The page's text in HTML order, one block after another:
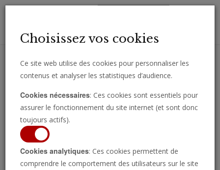
importantes directement par e-mail.
Choisissez vos cookies
Ce site web utilise des cookies pour personnaliser les
contenus et analyser les statistiques d’audience.
Cookies nécessaires: Ces cookies sont essentiels pour
assurer le fonctionnement du site internet (et sont donc
toujours actifs).
Cookies analytiques: Ces cookies permettent de
comprendre le comportement des utilisateurs sur le site